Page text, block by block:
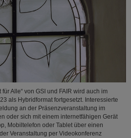
Alle“ von GSI und FAIR wird auch im
als Hybridformat fortgesetzt. Interessierte
an der Präsenzveranstaltung im
oder sich mit einem internetfähigen Gerät
Mobiltelefon oder Tablet über einen
Veranstaltung per Videokonferenz